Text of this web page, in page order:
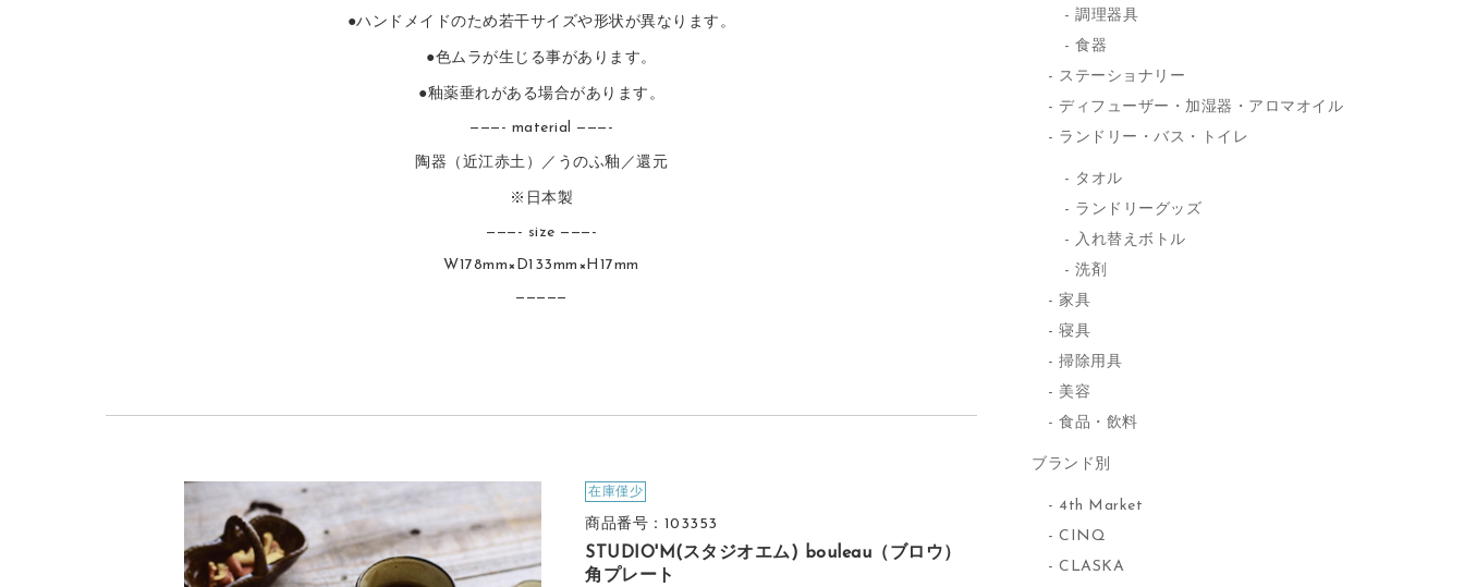
●ハンドメイドのため若干サイズや形状が異なります。
●色ムラが生じる事があります。
●釉薬垂れがある場合があります。
———- material ———-
陶器（近江赤土）／うのふ釉／還元
※日本製
———- size ———-
W178mm×D133mm×H17mm
—————
在庫僅少
商品番号：103353
STUDIO'M(スタジオエム) bouleau（ブロウ）
角プレート
調理器具
食器
ステーショナリー
ディフューザー・加湿器・アロマオイル
ランドリー・バス・トイレ
タオル
ランドリーグッズ
入れ替えボトル
洗剤
家具
寝具
掃除用具
美容
食品・飲料
ブランド別
4th Market
CINQ
CLASKA